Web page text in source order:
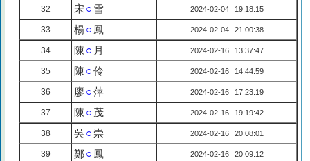
32 宋 ○ 雪 2024-02-04 19:18:15
33 楊○ 鳳 2024-02-04 21:00:38
34 陳 ○ 月 2024-02-16 13:37:47
35 陳 ○伶 2024-02-16 14:44:59
36 廖○萍 2024-02-16 17:23:19
37 陳 ○ 茂 2024-02-16 19:19:42
38 吳 ○ 崇 2024-02-16 20:08:01
39 鄭○ 鳳 2024-02-16 20:09:12